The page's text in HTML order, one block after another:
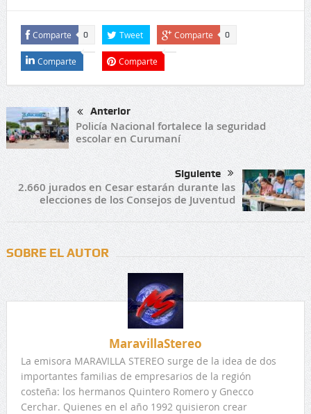
Comparte 0 Tweet Comparte 0
Comparte Comparte
Anterior
Policía Nacional fortalece la seguridad
escolar en Curumaní
Siguiente
2.660 jurados en Cesar estarán durante las
elecciones de los Consejos de Juventud
SOBRE EL AUTOR
MaravillaStereo
La emisora MARAVILLA STEREO surge de la idea de dos
importantes familias de empresarios de la región
costeña: los hermanos Quintero Romero y Gnecco
Cerchar. Quienes en el año 1992 quisieron crear